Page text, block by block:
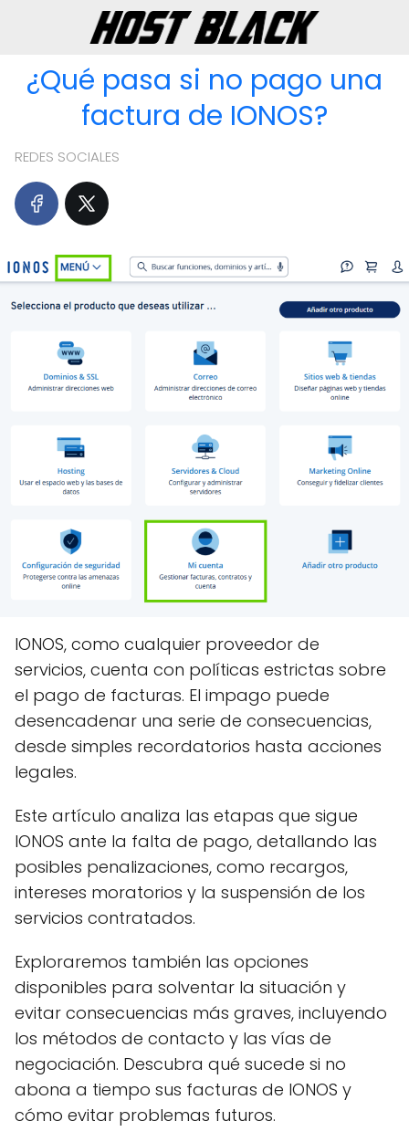
¿Qué pasa si no pago una
factura de IONOS?
REDES SOCIALES
IONOS, como cualquier proveedor de
servicios, cuenta con políticas estrictas sobre
el pago de facturas. El impago puede
desencadenar una serie de consecuencias,
desde simples recordatorios hasta acciones
legales.
Este artículo analiza las etapas que sigue
IONOS ante la falta de pago, detallando las
posibles penalizaciones, como recargos,
intereses moratorios y la suspensión de los
servicios contratados.
Exploraremos también las opciones
disponibles para solventar la situación y
evitar consecuencias más graves, incluyendo
los métodos de contacto y las vías de
negociación. Descubra qué sucede si no
abona a tiempo sus facturas de IONOS y
cómo evitar problemas futuros.